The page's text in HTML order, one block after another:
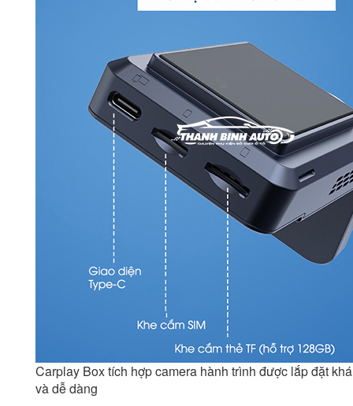
Carplay Box tích hợp camera hành trình được lắp đặt
và dễ dàng